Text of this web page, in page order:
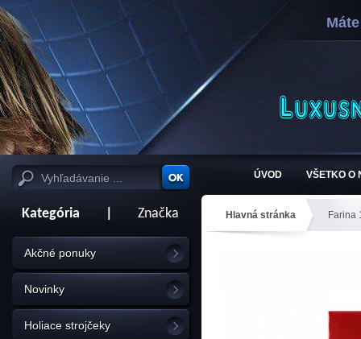
ÚVOD VŠETKO O
Kategória Značka
Akčné ponuky
Novinky
Holiace strojčeky
Hlavná stránka Farina